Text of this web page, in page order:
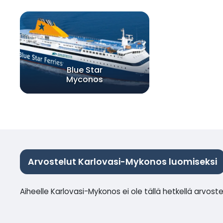
Blue Star
Myconos
Arvostelut Karlovasi-Mykonos luomiseksi
Aiheelle Karlovasi-Mykonos ei ole tällä hetkellä